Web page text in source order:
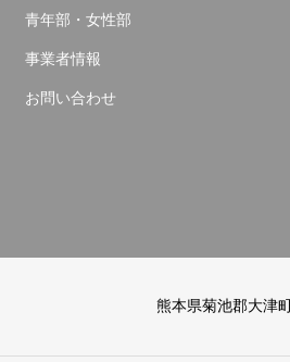
青年部・女性部
事業者情報
お問い合わせ
熊本県菊池郡大津